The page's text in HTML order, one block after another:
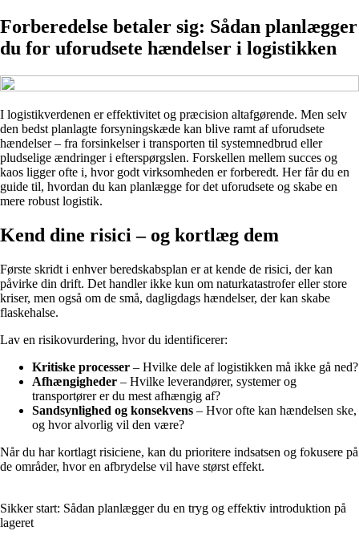
Forberedelse betaler sig: Sådan planlægger
du for uforudsete hændelser i logistikken
I logistikverdenen er effektivitet og præcision altafgørende. Men selv
den bedst planlagte forsyningskæde kan blive ramt af uforudsete
hændelser – fra forsinkelser i transporten til systemnedbrud eller
pludselige ændringer i efterspørgslen. Forskellen mellem succes og
kaos ligger ofte i, hvor godt virksomheden er forberedt. Her får du en
guide til, hvordan du kan planlægge for det uforudsete og skabe en
mere robust logistik.
Kend dine risici – og kortlæg dem
Første skridt i enhver beredskabsplan er at kende de risici, der kan
påvirke din drift. Det handler ikke kun om naturkatastrofer eller store
kriser, men også om de små, dagligdags hændelser, der kan skabe
flaskehalse.
Lav en risikovurdering, hvor du identificerer:
Kritiske processer – Hvilke dele af logistikken må ikke gå ned?
Afhængigheder – Hvilke leverandører, systemer og
transportører er du mest afhængig af?
Sandsynlighed og konsekvens – Hvor ofte kan hændelsen ske,
og hvor alvorlig vil den være?
Når du har kortlagt risiciene, kan du prioritere indsatsen og fokusere på
de områder, hvor en afbrydelse vil have størst effekt.
Sikker start: Sådan planlægger du en tryg og effektiv introduktion på
lageret